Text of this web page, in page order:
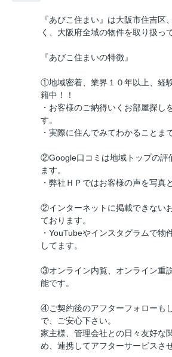
『あびこ住まい』は大阪市住吉区
く、大阪府全域の物件を取り扱っ
『あびこ住まいの特徴』
①地域密着、業界１０年以上、経
籍中！！
・お客様のご納得いくお部屋探し
す。
・実際に住んでみてわかることま
②Google口コミは地域トップの評
ます。
・弊社ＨＰではお客様の声を写真
②インターネットに掲載できない
ております。
・YouTubeやインスタグラムで物
してます。
③オンライン内覧、オンライン重
能です。
④ご契約後のアフターフォローも
で、ご安心下さい。
家主様、管理会社との日々友好な
め、連携してアフターサービスさ